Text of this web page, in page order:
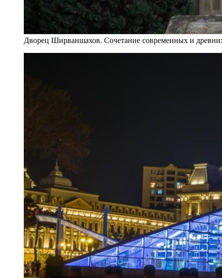
Дворец Ширваншахов. Сочетание современных и